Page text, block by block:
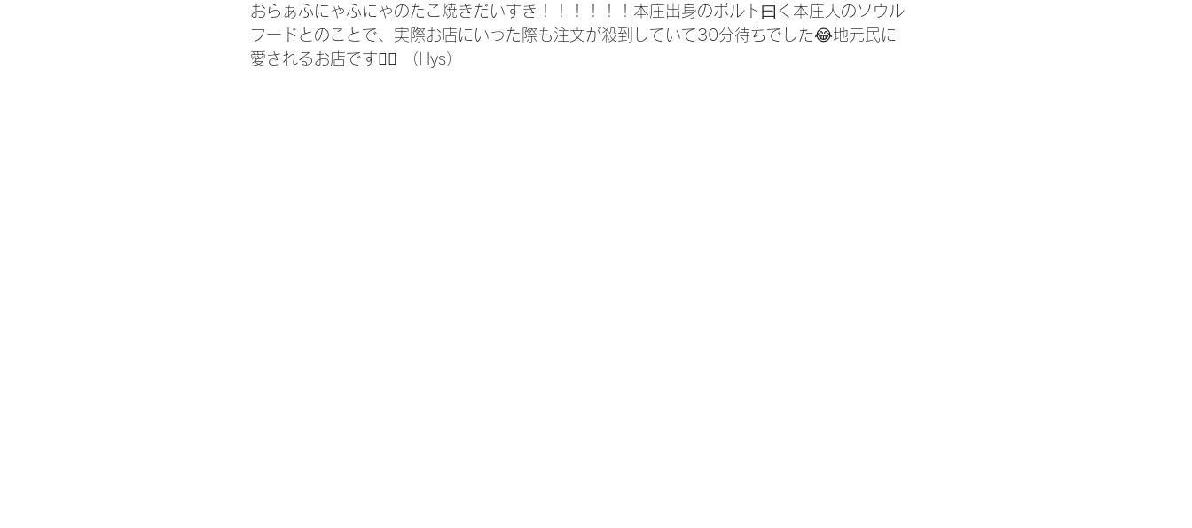
おらぁふにゃふにゃのたこ焼きだいすき！！！！！！本庄出身のボルト曰く本庄人のソウル
フードとのことで、実際お店にいった際も注文が殺到していて30分待ちでした😂地元民に
愛されるお店です❤️‍🔥 （Hys）